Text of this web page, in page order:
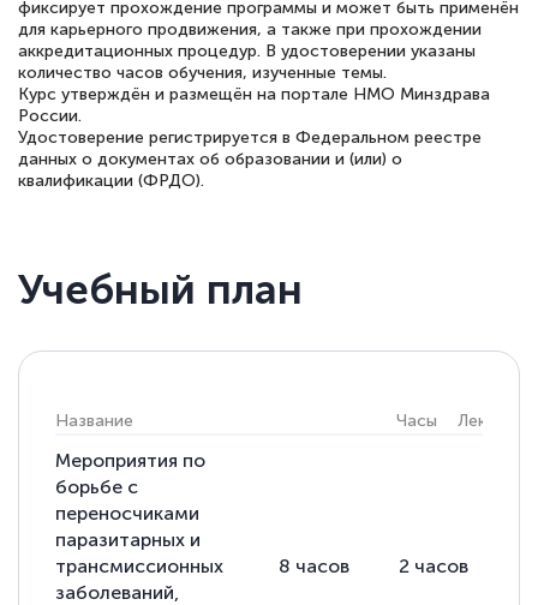
11 марта 2026
Всем добрый день! Я прошла курс
повышени каалификации по
специальности «Тренер-преподаватель
по тяжелой атлетике»! Хочется
подчеркуть, что при обращении
интересующие вопросы и в течении
Знаток города 7 уровня
10 марта 2026
Оставила заявку на обучение онлайн, мне
быстро ответили, разъяснили все детали.
фиксирует прохождение программы и может быть применён
для карьерного продвижения, а также при прохождении
аккредитационных процедур. В удостоверении указаны
количество часов обучения, изученные темы.
Курс утверждён и размещён на портале НМО Минздрава
России.
Удостоверение регистрируется в Федеральном реестре
данных о документах об образовании и (или) о
квалификации (ФРДО).
Учебный план
Название Часы Лекции
Мероприятия по
борьбе с
переносчиками
паразитарных и
трансмиссионных
заболеваний,
8 часов 2 часов